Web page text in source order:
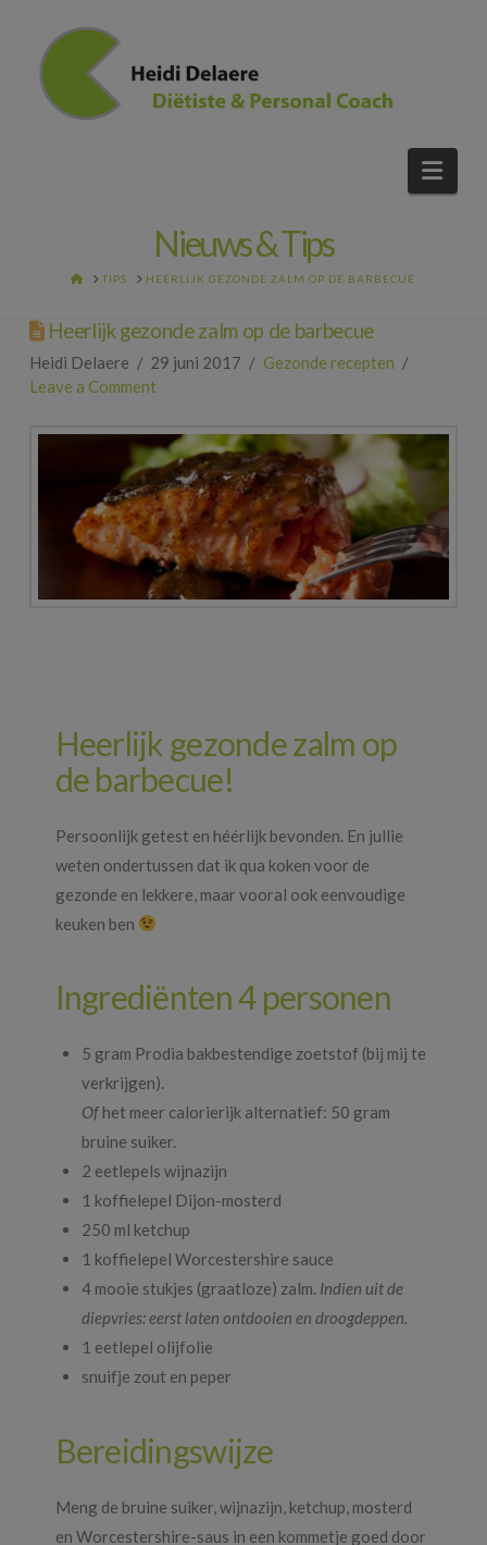
Nieuws & Tips
HOME
TIPS HEERLIJK GEZONDE ZALM OP DE BARBECUE
Heerlijk gezonde zalm op de barbecue
Heidi Delaere 29 juni 2017
Gezonde recepten
Leave a Comment
Heerlijk gezonde zalm op
de barbecue!
Persoonlijk getest en héérlijk bevonden. En jullie
weten ondertussen dat ik qua koken voor de
gezonde en lekkere, maar vooral ook eenvoudige
keuken ben
Ingrediënten 4 personen
5 gram Prodia bakbestendige zoetstof (bij mij te
verkrijgen).
Of het meer calorierijk alternatief: 50 gram
bruine suiker.
2 eetlepels wijnazijn
1 koffielepel Dijon-mosterd
250 ml ketchup
1 koffielepel Worcestershire sauce
4 mooie stukjes (graatloze) zalm. Indien uit de
diepvries: eerst laten ontdooien en droogdeppen.
1 eetlepel olijfolie
snuifje zout en peper
Bereidingswijze
Meng de bruine suiker, wijnazijn, ketchup, mosterd
en Worcestershire-saus in een kommetje goed door